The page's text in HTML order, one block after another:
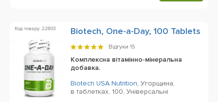
Код товару: 22803 Biotech, One-a-Day, 100 Tablets
Відгуки 15
Комплексна вітамінно-мінеральна
добавка.
Biotech USA Nutrition, Угорщина,
в таблетках, 100, Універсальні